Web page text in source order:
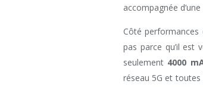
accompagnée
Côté
pas parce qu’il est
seulement 4000
réseau 5G et